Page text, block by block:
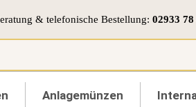
& telefonische Bestellung: 02933 78
Anlagemünzen